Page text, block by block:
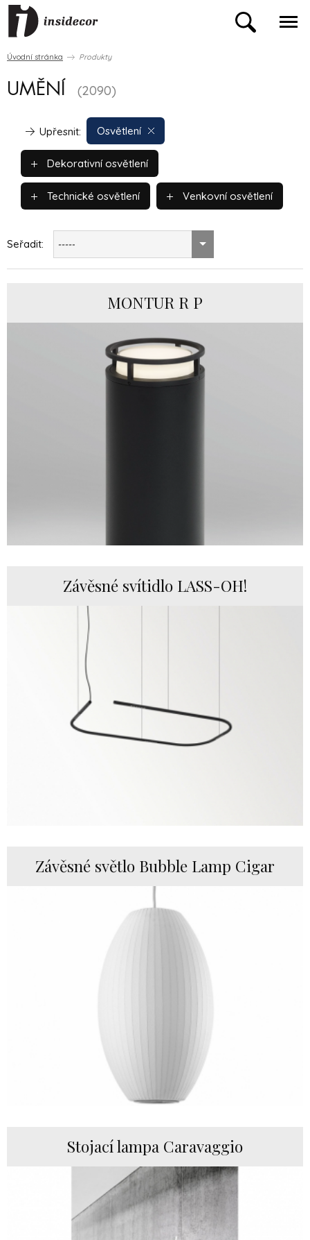
Úvodní stránka Produkty
UMĚNÍ (2090)
Osvětlení
Upřesnit:
Dekorativní osvětlení
Technické osvětlení Venkovní osvětlení
Seřadit: -----
MONTUR R P
Závěsné svítidlo LASS-OH!
Závěsné světlo Bubble Lamp Cigar
Stojací lampa Caravaggio